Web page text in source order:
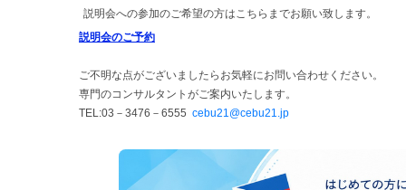
説明会への参加のご希望の方はこちらまでお願い致します。
説明会のご予約
ご不明な点がございましたらお気軽にお問い合わせください。
専門のコンサルタントがご案内いたします。
TEL:03－3476－6555 cebu21@cebu21.jp